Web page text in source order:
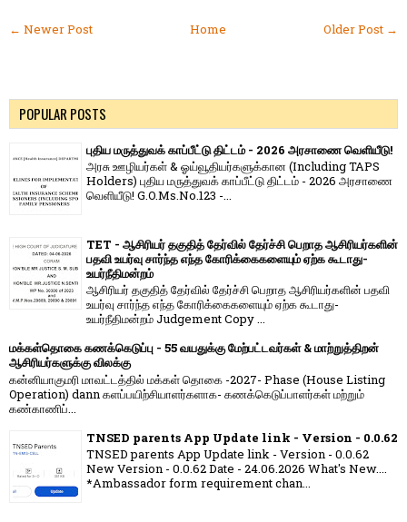
← Newer Post Older Post →
Home
POPULAR POSTS
புதிய மருத்துவக் காப்பீட்டு திட்டம் - 2026 அரசாணை வெளியீடு!
அரசு ஊழியர்கள் & ஓய்வூதியர்களுக்கான (Including TAPS
Holders) புதிய மருத்துவக் காப்பீட்டு திட்டம் - 2026 அரசாணை
வெளியீடு! G.O.Ms.No.123 -...
TET - ஆசிரியர் தகுதித் தேர்வில் தேர்ச்சி பெறாத ஆசிரியர்களின்
பதவி உயர்வு சார்ந்த எந்த கோரிக்கைகளையும் ஏற்க கூடாது-
உயர்நீதிமன்றம்
ஆசிரியர் தகுதித் தேர்வில் தேர்ச்சி பெறாத ஆசிரியர்களின் பதவி
உயர்வு சார்ந்த எந்த கோரிக்கைகளையும் ஏற்க கூடாது-
உயர்நீதிமன்றம் Judgement Copy ...
மக்கள்தொகை கணக்கெடுப்பு - 55 வயதுக்கு மேற்பட்டவர்கள் & மாற்றுத்திறன்
ஆசிரியர்களுக்கு விலக்கு
கன்னியாகுமரி மாவட்டத்தில் மக்கள் தொகை -2027- Phase (House Listing
Operation) dann களப்பயிற்சியாளர்களாக- கணக்கெடுப்பாளர்கள் மற்றும்
கண்காணிப்...
TNSED parents App Update link - Version - 0.0.62
TNSED parents App Update link - Version - 0.0.62
New Version - 0.0.62 Date - 24.06.2026 What's New....
*Ambassador form requirement chan...